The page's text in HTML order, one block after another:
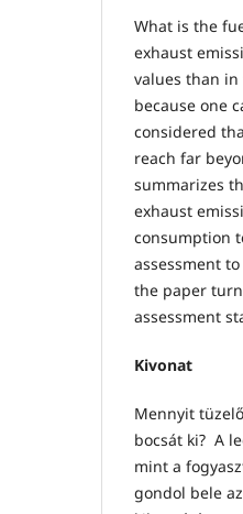
What is the
exhaust
values than
because one
considered
reach far
summarizes
exhaust
consumption
assessment
the paper
assessment
Kivonat
Mennyit
bocsát ki? A
mint a
gondol bele